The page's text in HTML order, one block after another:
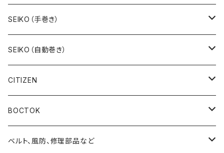
19SEIKO（7石）
19SEIKO（15石）
19SEIKO（21石）
その他の懐中時計
SEIKO（手巻き）
キングセイコー（KINGSEIKO）
クラウン（CROWN）
クロノス（CRONOS）
スカイライナー（SKYLINER）
SEIKO（自動巻き）
5アクタス（5ACTUS）
5”スポーツ”（5”SPORTS”）
5デラックス（DX）
CITIZEN
手巻き腕時計
自動巻き腕時計
BOCTOK
Amphibia/アンフィビア
ベルト、風防、修理部品など